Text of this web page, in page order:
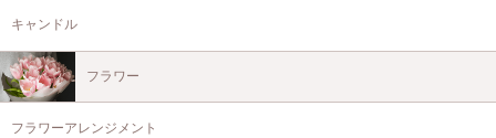
キャンドル
フラワー
フラワーアレンジメント